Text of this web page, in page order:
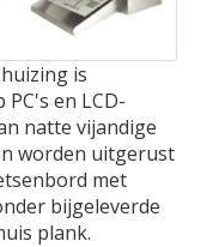
is
en LCD-
natte vijandige
worden uitgerust
met
bijgeleverde
plank.